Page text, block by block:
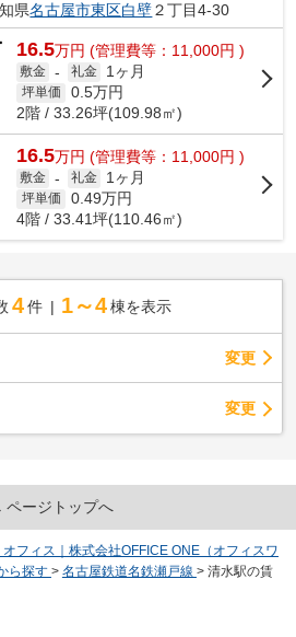
県名古屋市東区白壁２丁目4-30
16.5万円 (管理費等：11,000円 )
敷金 - 礼金 1ヶ月
坪単価 0.5万円
2階 / 33.26坪(109.98㎡)
16.5万円 (管理費等：11,000円 )
敷金 - 礼金 1ヶ月
坪単価 0.49万円
4階 / 33.41坪(110.46㎡)
4 件 1～4 棟を表示
変更
変更
ページトップへ
フィス｜株式会社OFFICE ONE（オフィスワ
ら探す > 名古屋鉄道名鉄瀬戸線 > 清水駅の賃